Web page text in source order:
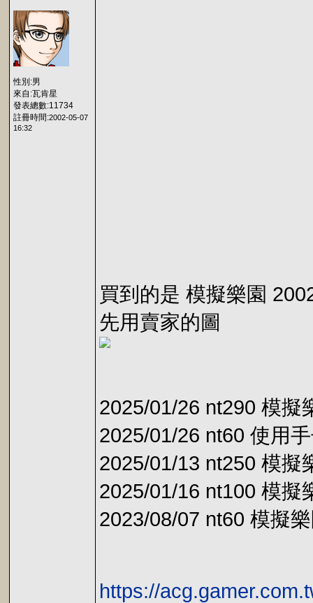
性別:男
來自:瓦肯星
發表總數:11734
註冊時間:2002-05-07
16:32
買到的是 模擬樂園
先用賣家的圖
2025/01/26 nt290 模擬
2025/01/26 nt60 使用
2025/01/13 nt250 模擬
2025/01/16 nt100 模擬
2023/08/07 nt60 模擬
https://